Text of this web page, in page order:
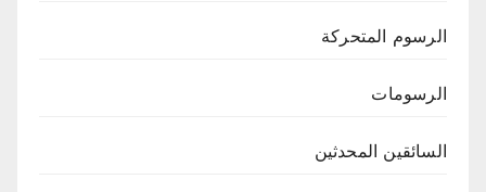
الرسوم المتحركة
الرسومات
السائقين المحدثين